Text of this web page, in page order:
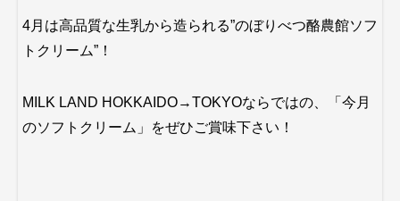
4月は高品質な生乳から造られる”のぼりべつ酪農館ソフ
トクリーム”！
MILK LAND HOKKAIDO→TOKYOならではの、「今月
のソフトクリーム」をぜひご賞味下さい！